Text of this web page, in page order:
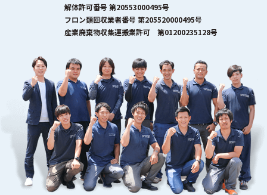
解体許可番号 第20553000495号
フロン類回収業者番号 第205520000495号
産業廃棄物収集運搬業許可 第01200235128号